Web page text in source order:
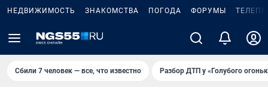
НЕДВИЖИМОСТЬ ЗНАКОМСТВА ПОГОДА ФОРУМЫ
Сбили 7 человек — все, что известно Разбор ДТП у «Голубого